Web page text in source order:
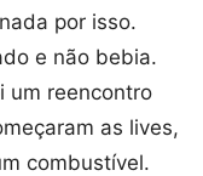
por isso.
e não bebia.
um reencontro
as lives,
combustível.